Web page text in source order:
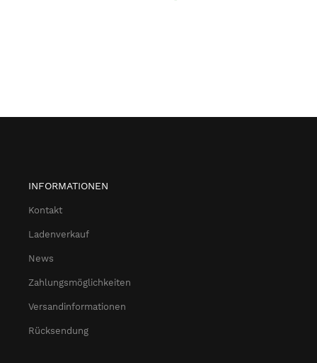
INFORMATIONEN
Kontakt
Ladenverkauf
News
Zahlungsmöglichkeiten
Versandinformationen
Rücksendung